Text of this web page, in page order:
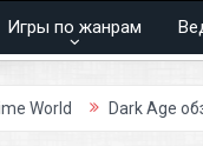
Игры по жанрам
Dark Age обзор игры